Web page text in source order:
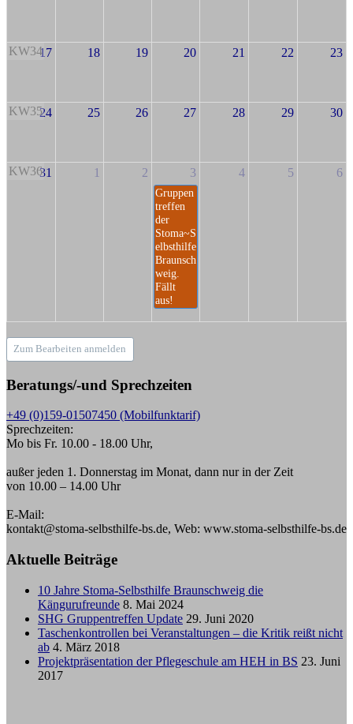
KW3417 18 19 20 21 22 23
KW3524 25 26 27 28 29 30
KW3631 1 2 3
Gruppen
treffen
der
Stoma~S
elbsthilfe
Braunsch
weig.
Fällt
aus!
4 5 6
Zum Bearbeiten anmelden
Beratungs/-und Sprechzeiten
+49 (0)159-01507450 (Mobilfunktarif)
Sprechzeiten:
Mo bis Fr. 10.00 - 18.00 Uhr,
außer jeden 1. Donnerstag im Monat, dann nur in der Zeit
von 10.00 – 14.00 Uhr
E-Mail:
kontakt@stoma-selbsthilfe-bs.de, Web: www.stoma-selbsthilfe-bs.de
Aktuelle Beiträge
10 Jahre Stoma-Selbsthilfe Braunschweig die
Kängurufreunde 8. Mai 2024
SHG Gruppentreffen Update 29. Juni 2020
Taschenkontrollen bei Veranstaltungen – die Kritik reißt nicht
ab 4. März 2018
Projektpräsentation der Pflegeschule am HEH in BS 23. Juni
2017